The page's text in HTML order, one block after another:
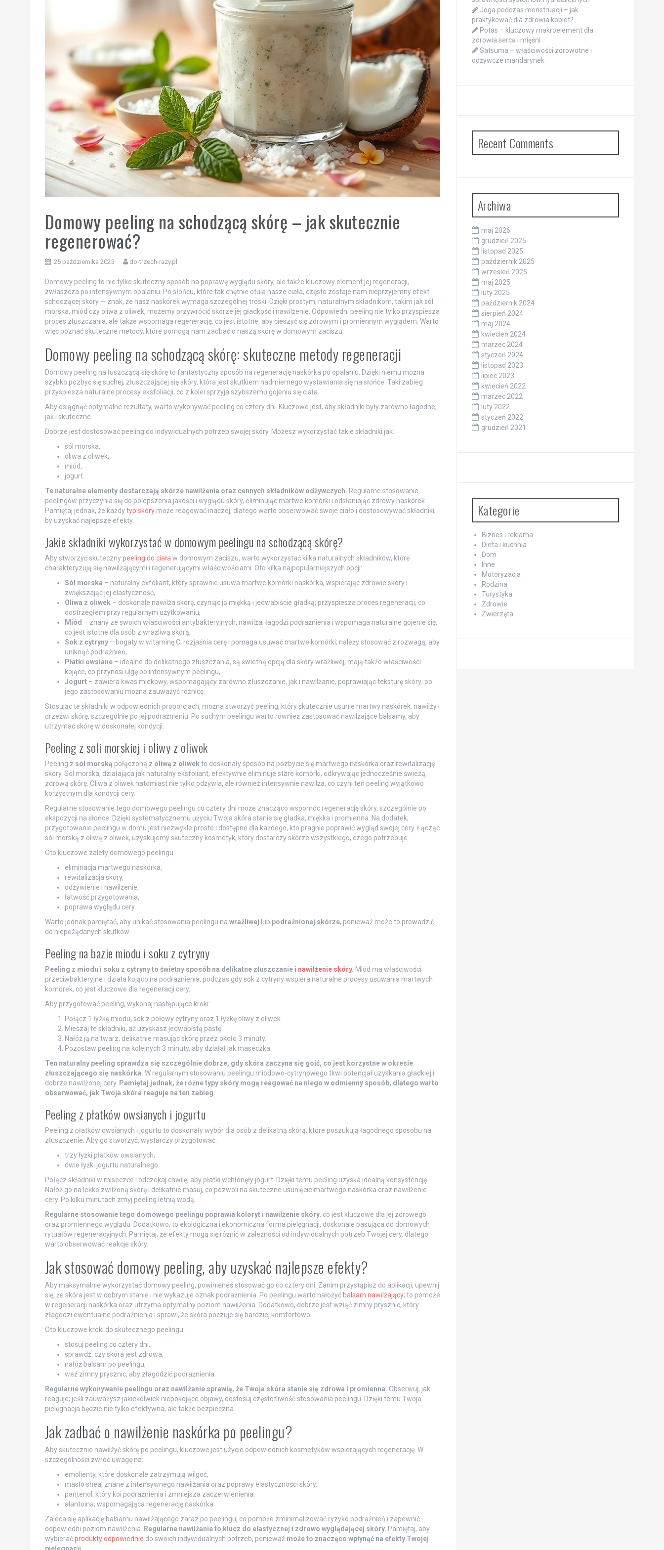
Domowy peeling na schodzącą skórę – jak skutecznie
regenerować?
25 października 2025 do-trzech-razy.pl
Domowy peeling to nie tylko skuteczny sposób na poprawę wyglądu skóry, ale także kluczowy element jej regeneracji,
zwłaszcza po intensywnym opalaniu. Po słońcu, które tak chętnie otula nasze ciała, często zostaje nam nieprzyjemny efekt
schodzącej skóry — znak, że nasz naskórek wymaga szczególnej troski. Dzięki prostym, naturalnym składnikom, takim jak sól
morska, miód czy oliwa z oliwek, możemy przywrócić skórze jej gładkość i nawilżenie. Odpowiedni peeling nie tylko przyspiesza
proces złuszczania, ale także wspomaga regenerację, co jest istotne, aby cieszyć się zdrowym i promiennym wyglądem. Warto
więc poznać skuteczne metody, które pomogą nam zadbać o naszą skórę w domowym zaciszu.
Domowy peeling na schodzącą skórę: skuteczne metody regeneracji
Domowy peeling na łuszczącą się skórę to fantastyczny sposób na regenerację naskórka po opalaniu. Dzięki niemu można
szybko pozbyć się suchej, złuszczającej się skóry, która jest skutkiem nadmiernego wystawiania się na słońce. Taki zabieg
przyspiesza naturalne procesy eksfoliacji, co z kolei sprzyja szybszemu gojeniu się ciała.
Aby osiągnąć optymalne rezultaty, warto wykonywać peeling co cztery dni. Kluczowe jest, aby składniki były zarówno łagodne,
jak i skuteczne.
Dobrze jest dostosować peeling do indywidualnych potrzeb swojej skóry. Możesz wykorzystać takie składniki jak:
sól morska,
oliwa z oliwek,
miód,
jogurt.
Te naturalne elementy dostarczają skórze nawilżenia oraz cennych składników odżywczych. Regularne stosowanie
peelingów przyczynia się do polepszenia jakości i wyglądu skóry, eliminując martwe komórki i odsłaniając zdrowy naskórek.
Pamiętaj jednak, że każdytyp skórymoże reagować inaczej, dlatego warto obserwować swoje ciało i dostosowywać składniki,
by uzyskać najlepsze efekty.
Jakie składniki wykorzystać w domowym peelingu na schodzącą skórę?
Aby stworzyć skutecznypeeling do ciała w domowym zaciszu, warto wykorzystać kilka naturalnych składników, które
charakteryzują się nawilżającymi i regenerującymi właściwościami. Oto kilka najpopularniejszych opcji:
Sól morska – naturalny exfoliant, który sprawnie usuwa martwe komórki naskórka, wspierając zdrowie skóry i
zwiększając jej elastyczność,
Oliwa z oliwek– doskonale nawilża skórę, czyniąc ją miękką i jedwabiście gładką; przyspiesza proces regeneracji, co
dostrzegłem przy regularnym użytkowaniu,
Miód – znany ze swoich właściwości antybakteryjnych, nawilża, łagodzi podrażnienia i wspomaga naturalne gojenie się,
co jest istotne dla osób z wrażliwą skórą,
Sok z cytryny– bogaty w witaminę C, rozjaśnia cerę i pomaga usuwać martwe komórki; należy stosować z rozwagą, aby
uniknąć podrażnień,
Płatki owsiane– idealne do delikatnego złuszczania, są świetną opcją dla skóry wrażliwej, mają także właściwości
kojące, co przynosi ulgę po intensywnym peelingu,
Jogurt– zawiera kwas mlekowy, wspomagający zarówno złuszczanie, jak i nawilżanie, poprawiając teksturę skóry; po
jego zastosowaniu można zauważyć różnicę.
Stosując te składniki w odpowiednich proporcjach, można stworzyć peeling, który skutecznie usunie martwy naskórek, nawilży i
orzeźwi skórę, szczególnie po jej podrażnieniu. Po suchym peelingu warto również zastosować nawilżające balsamy, aby
utrzymać skórę w doskonałej kondycji.
Peeling z soli morskiej i oliwy z oliwek
Peeling z sól morską połączoną z oliwą z oliwekto doskonały sposób na pozbycie się martwego naskórka oraz rewitalizację
skóry. Sól morska, działająca jak naturalny eksfoliant, efektywnie eliminuje stare komórki, odkrywając jednocześnie świeżą,
zdrową skórę. Oliwa z oliwek natomiast nie tylko odżywia, ale również intensywnie nawilża, co czyni ten peeling wyjątkowo
korzystnym dla kondycji cery.
Regularne stosowanie tego domowego peelingu co cztery dni może znacząco wspomóc regenerację skóry, szczególnie po
ekspozycji na słońce. Dzięki systematycznemu użyciu Twoja skóra stanie się gładka, miękka i promienna. Na dodatek,
przygotowanie peelingu w domu jest niezwykle proste i dostępne dla każdego, kto pragnie poprawić wygląd swojej cery. Łącząc
sól morską z oliwą z oliwek, uzyskujemy skuteczny kosmetyk, który dostarczy skórze wszystkiego, czego potrzebuje.
Oto kluczowe zalety domowego peelingu:
eliminacja martwego naskórka,
rewitalizacja skóry,
odżywienie i nawilżenie,
łatwość przygotowania,
poprawa wyglądu cery.
Warto jednak pamiętać, aby unikać stosowania peelingu na wrażliwej lub podrażnionej skórze, ponieważ może to prowadzić
do niepożądanych skutków.
Peeling na bazie miodu i soku z cytryny
Peeling z miodu i soku z cytryny to świetny sposób na delikatne złuszczanie i nawilżenie skóry. Miód ma właściwości
przeciwbakteryjne i działa kojąco na podrażnienia, podczas gdy sok z cytryny wspiera naturalne procesy usuwania martwych
komórek, co jest kluczowe dla regeneracji cery.
Aby przygotować peeling, wykonaj następujące kroki:
Połącz 1 łyżkę miodu, sok z połowy cytryny oraz 1 łyżkę oliwy z oliwek.
Mieszaj te składniki, aż uzyskasz jedwabistą pastę.
Nałóż ją na twarz, delikatnie masując skórę przez około 3 minuty.
Pozostaw peeling na kolejnych 3 minuty, aby działał jak maseczka.
Ten naturalny peeling sprawdza się szczególnie dobrze, gdy skóra zaczyna się goić, co jest korzystne w okresie
złuszczającego się naskórka. W regularnym stosowaniu peelingu miodowo-cytrynowego tkwi potencjał uzyskania gładkiej i
dobrze nawilżonej cery. Pamiętaj jednak, że różne typy skóry mogą reagować na niego w odmienny sposób, dlatego warto
obserwować, jak Twoja skóra reaguje na ten zabieg.
Peeling z płatków owsianych i jogurtu
Peeling z płatków owsianych i jogurtu to doskonały wybór dla osób z delikatną skórą, które poszukują łagodnego sposobu na
złuszczenie. Aby go stworzyć, wystarczy przygotować:
trzy łyżki płatków owsianych,
dwie łyżki jogurtu naturalnego.
Połącz składniki w miseczce i odczekaj chwilę, aby płatki wchłonęły jogurt. Dzięki temu peeling uzyska idealną konsystencję.
Nałóż go na lekko zwilżoną skórę i delikatnie masuj, co pozwoli na skuteczne usunięcie martwego naskórka oraz nawilżenie
cery. Po kilku minutach zmyj peeling letnią wodą.
Regularne stosowanie tego domowego peelingu poprawia koloryt i nawilżenie skóry, co jest kluczowe dla jej zdrowego
oraz promiennego wyglądu. Dodatkowo, to ekologiczna i ekonomiczna forma pielęgnacji, doskonale pasująca do domowych
rytuałów regeneracyjnych. Pamiętaj, że efekty mogą się różnić w zależności od indywidualnych potrzeb Twojej cery, dlatego
warto obserwować reakcje skóry.
Jak stosować domowy peeling, aby uzyskać najlepsze efekty?
Aby maksymalnie wykorzystać domowy peeling, powinieneś stosować go co cztery dni. Zanim przystąpisz do aplikacji, upewnij
się, że skóra jest w dobrym stanie i nie wykazuje oznak podrażnienia. Po peelingu warto nałożyć balsam nawilżający; to pomoże
w regeneracji naskórka oraz utrzyma optymalny poziom nawilżenia. Dodatkowo, dobrze jest wziąć zimny prysznic, który
złagodzi ewentualne podrażnienia i sprawi, że skóra poczuje się bardziej komfortowo.
Oto kluczowe kroki do skutecznego peelingu:
stosuj peeling co cztery dni,
sprawdź, czy skóra jest zdrowa,
nałóż balsam po peelingu,
weź zimny prysznic, aby złagodzić podrażnienia.
Regularne wykonywanie peelingu oraz nawilżanie sprawią, że Twoja skóra stanie się zdrowa i promienna. Obserwuj, jak
reaguje; jeśli zauważysz jakiekolwiek niepokojące objawy, dostosuj częstotliwość stosowania peelingu. Dzięki temu Twoja
pielęgnacja będzie nie tylko efektywna, ale także bezpieczna.
Jak zadbać o nawilżenie naskórka po peelingu?
Aby skutecznie nawilżyć skórę po peelingu, kluczowe jest użycie odpowiednich kosmetyków wspierających regenerację. W
szczególności zwróć uwagę na:
emolienty, które doskonale zatrzymują wilgoć,
masło shea, znane z intensywnego nawilżania oraz poprawy elastyczności skóry,
pantenol, który koi podrażnienia i zmniejsza zaczerwienienia,
alantoina, wspomagająca regenerację naskórka.
Zaleca się aplikację balsamu nawilżającego zaraz po peelingu, co pomoże zminimalizować ryzyko podrażnień i zapewnić
odpowiedni poziom nawilżenia.
Regularne nawilżanie to klucz do elastycznej i zdrowo wyglądającej skóry. Pamiętaj, aby
wybieraćprodukty odpowiednie do swoich indywidualnych potrzeb, ponieważ może to znacząco wpłynąć na efekty Twojej
pielęgnacji.
Joga podczas menstruacji – jak
praktykować dla zdrowia kobiet?
Potas – kluczowy makroelement dla
zdrowia serca i mięśni
Satsuma – właściwości zdrowotne i
odżywcze mandarynek
Recent Comments
Archiwa
maj 2026
grudzień 2025
listopad 2025
październik 2025
wrzesień 2025
maj 2025
luty 2025
październik 2024
sierpień 2024
maj 2024
kwiecień 2024
marzec 2024
styczeń 2024
listopad 2023
lipiec 2023
kwiecień 2022
marzec 2022
luty 2022
styczeń 2022
grudzień 2021
Kategorie
Biznes i reklama
Dieta i kuchnia
Dom
Inne
Motoryzacja
Rodzina
Turystyka
Zdrowie
Zwierzęta